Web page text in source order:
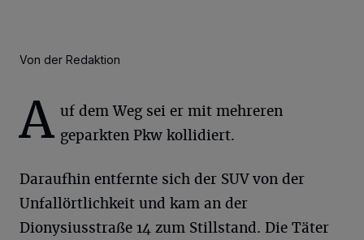
Von der Redaktion
A uf dem Weg sei er mit mehreren
geparkten Pkw kollidiert.
Daraufhin entfernte sich der SUV von der
Unfallörtlichkeit und kam an der
Dionysiusstraße 14 zum Stillstand. Die Täter